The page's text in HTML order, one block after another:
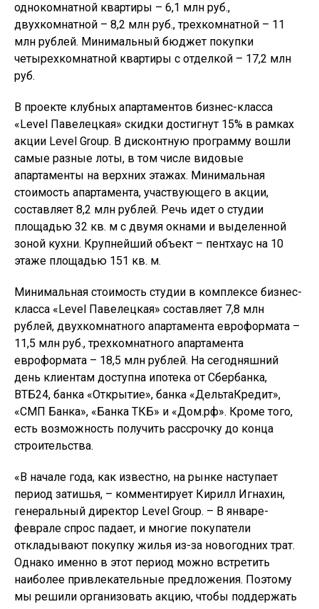
однокомнатной квартиры – 6,1 млн руб.,
двухкомнатной – 8,2 млн руб., трехкомнатной – 11
млн рублей. Минимальный бюджет покупки
четырехкомнатной квартиры с отделкой – 17,2 млн
руб.
В проекте клубных апартаментов бизнес-класса
«Level Павелецкая» скидки достигнут 15% в рамках
акции Level Group. В дисконтную программу вошли
самые разные лоты, в том числе видовые
апартаменты на верхних этажах. Минимальная
стоимость апартамента, участвующего в акции,
составляет 8,2 млн рублей. Речь идет о студии
площадью 32 кв. м с двумя окнами и выделенной
зоной кухни. Крупнейший объект – пентхаус на 10
этаже площадью 151 кв. м.
Минимальная стоимость студии в комплексе бизнес-
класса «Level Павелецкая» составляет 7,8 млн
рублей, двухкомнатного апартамента евроформата –
11,5 млн руб., трехкомнатного апартамента
евроформата – 18,5 млн рублей. На сегодняшний
день клиентам доступна ипотека от Сбербанка,
ВТБ24, банка «Открытие», банка «ДельтаКредит»,
«СМП Банка», «Банка ТКБ» и «Дом.рф». Кроме того,
есть возможность получить рассрочку до конца
строительства.
«В начале года, как известно, на рынке наступает
период затишья, – комментирует Кирилл Игнахин,
генеральный директор Level Group. – В январе-
феврале спрос падает, и многие покупатели
откладывают покупку жилья из-за новогодних трат.
Однако именно в этот период можно встретить
наиболее привлекательные предложения. Поэтому
мы решили организовать акцию, чтобы поддержать